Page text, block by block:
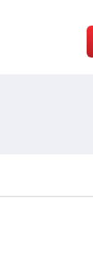
plusz szállítási